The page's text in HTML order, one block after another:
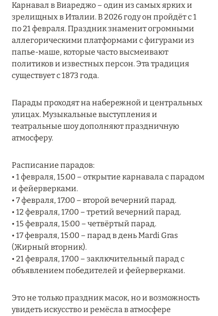
ПРЯМОЙ ПЕРЕЛЁТ
Подробнее
20 марта 2026
MARCH GRAND ESCAPE: ПРЕДЛОЖЕНИЕ ОТ Á
ASTORIA MALDIVES ITHAAFUSHI, МАЛЬДИВЫ
Подробнее
MANDARIN ORIENTAL JUMEIRA — SUITE
NOVEMBER
Подробнее
13 мая 2025
ЗАБРОНИРУЙТЕ FOUR SEASONS RESORT
DUBAI AT JUMEIRAH BEACH ПО ЛУЧШИМ
ЦЕНАМ
Карнавал в Виареджо – один из самых ярких и
зрелищных в Италии. В 2026 году он пройдёт с 1
по 21 февраля. Праздник знаменит огромными
аллегорическими платформами с фигурами из
папье-маше, которые часто высмеивают
политиков и известных персон. Эта традиция
существует с 1873 года.
Парады проходят на набережной и центральных
улицах. Музыкальные выступления и
театральные шоу дополняют праздничную
атмосферу.
Расписание парадов:
• 1 февраля, 15:00 – открытие карнавала с парадом
и фейерверками.
• 7 февраля, 17:00 – второй вечерний парад.
• 12 февраля, 17:00 – третий вечерний парад.
• 15 февраля, 15:00 – четвёртый парад.
• 17 февраля, 15:00 – парад в день Mardi Gras
(Жирный вторник).
• 21 февраля, 17:00 – заключительный парад с
объявлением победителей и фейерверками.
Это не только праздник масок, но и возможность
увидеть искусство и ремёсла в атмосфере